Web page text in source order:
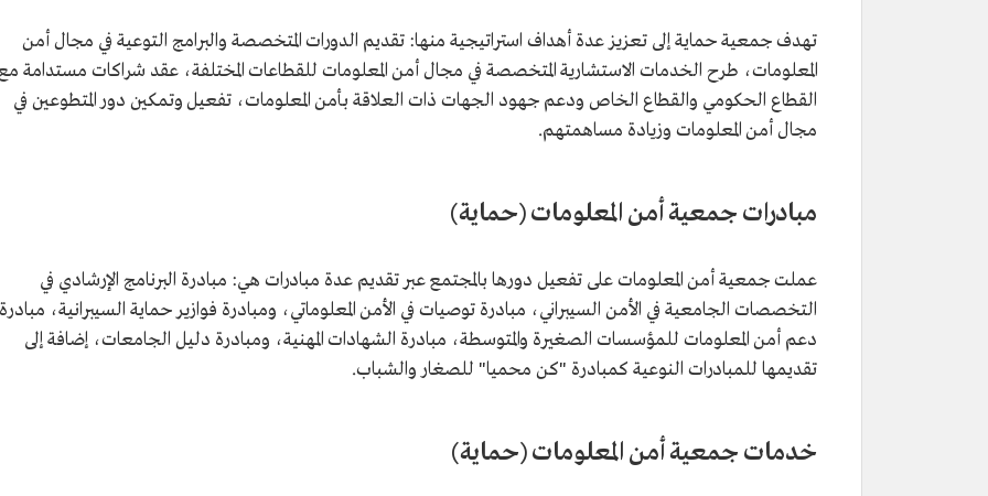
تهدف جمعية حماية إلى تعزيز عدة أهداف استراتيجية منها: تقديم الدورات المتخصصة والبرامج التوعية في مجال أمن
المعلومات، طرح الخدمات الاستشارية المتخصصة في مجال أمن المعلومات للقطاعات المختلفة، عقد شراكات مستدامة
القطاع الحكومي والقطاع الخاص ودعم جهود الجهات ذات العلاقة بأمن المعلومات، تفعيل وتمكين دور المتطوعين في
مجال أمن المعلومات وزيادة مساهمتهم.
مبادرات جمعية أمن المعلومات (حماية)
عملت جمعية أمن المعلومات على تفعيل دورها بالمجتمع عبر تقديم عدة مبادرات هي: مبادرة البرنامج الإرشادي في
التخصصات الجامعية في الأمن السيبراني، مبادرة توصيات في الأمن المعلوماتي، ومبادرة فوازير حماية السيبرانية، مبادرة
دعم أمن المعلومات للمؤسسات الصغيرة والمتوسطة، مبادرة الشهادات المهنية، ومبادرة دليل الجامعات، إضافة إلى
تقديمها للمبادرات النوعية كمبادرة "كن محميا" للصغار والشباب.
خدمات جمعية أمن المعلومات (حماية)